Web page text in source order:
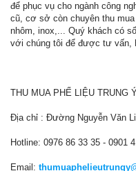
để phục vụ cho ngành công
cũ, cơ sở còn chuyên thu
nhôm, inox,... Quý khách có
với chúng tôi để được tư vấn,
THU MUA PHẾ LIỆU TRUNG
Địa chỉ : Đường Nguyễn Văn
Hotline: 0976 86 33 35 - 0901
Email: